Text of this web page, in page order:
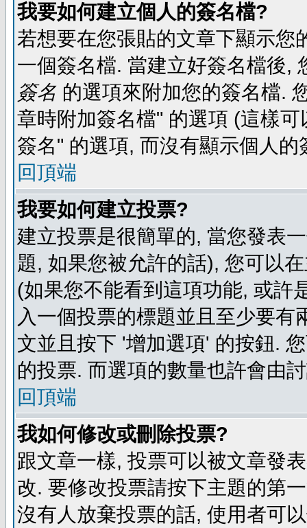
我要如何建立個人的簽名檔?
若想要在您張貼的文章下顯示您
一個簽名檔. 當建立好簽名檔後,
簽名 的選項來附加您的簽名檔.
章時附加簽名檔" 的選項 (這樣
簽名" 的選項, 而沒有顯示個人的
回頂端
我要如何建立投票?
建立投票是很簡單的, 當您發表
題, 如果您被允許的話), 您可以
(如果您不能看到這項功能, 或許
入一個投票的標題並且至少要
文並且按下 '增加選項' 的按鈕.
的投票. 而選項的數量也許會由
回頂端
我如何修改或刪除投票?
跟文章一樣, 投票可以被文章發
改. 要修改投票請按下主題的第
沒有人放棄投票的話, 使用者可